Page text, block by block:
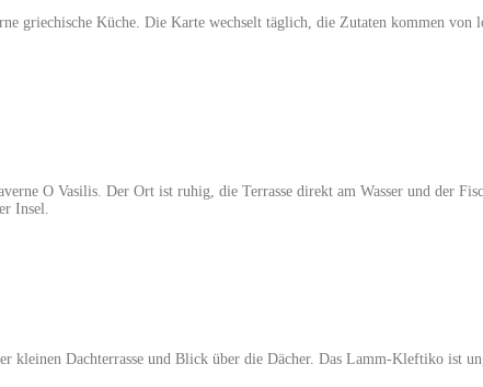
griechische Küche. Die Karte wechselt täglich, die Zutaten kommen von
O Vasilis. Der Ort ist ruhig, die Terrasse direkt am Wasser und der
Insel.
Dachterrasse und Blick über die Dächer. Das Lamm-Kleftiko ist